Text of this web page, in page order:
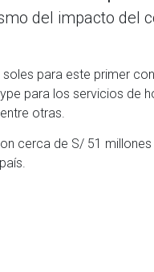
del impacto del
para este primer
para los servicios de
otras.
cerca de S/ 51